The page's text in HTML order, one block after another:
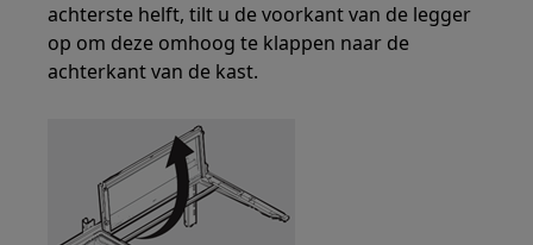
achterste helft, tilt u de voorkant van de legger
op om deze omhoog te klappen naar de
achterkant van de kast.